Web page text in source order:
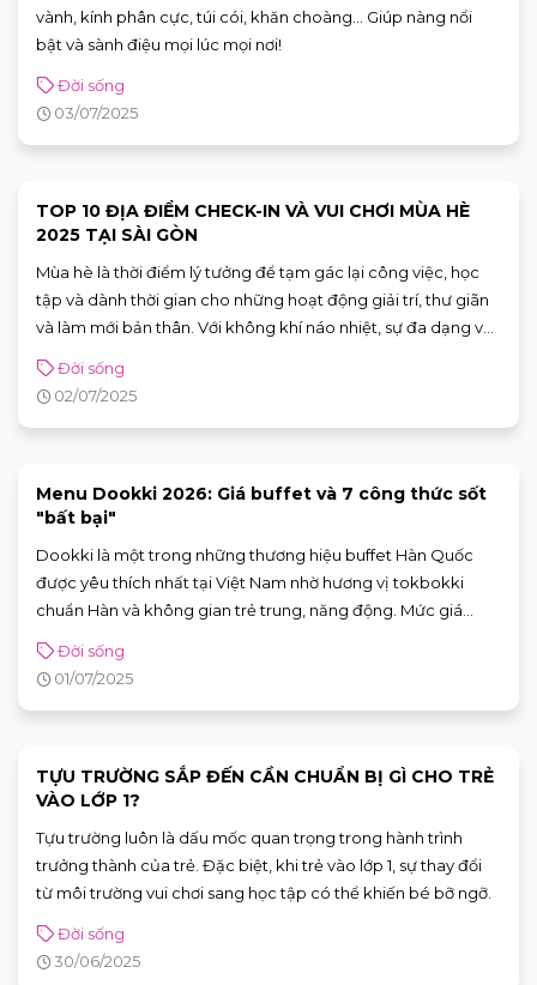
vành, kính phân cực, túi cói, khăn choàng… Giúp nàng nổi
bật và sành điệu mọi lúc mọi nơi!
Đời sống
03/07/2025
TOP 10 ĐỊA ĐIỂM CHECK-IN VÀ VUI CHƠI MÙA HÈ
2025 TẠI SÀI GÒN
Mùa hè là thời điểm lý tưởng để tạm gác lại công việc, học
tập và dành thời gian cho những hoạt động giải trí, thư giãn
và làm mới bản thân. Với không khí náo nhiệt, sự đa dạng về
đến hấp dẫn cho mọi lứa tuổi mỗi dịp hè về.
Đời sống
02/07/2025
Menu Dookki 2026: Giá buffet và 7 công thức sốt
"bất bại"
Dookki là một trong những thương hiệu buffet Hàn Quốc
được yêu thích nhất tại Việt Nam nhờ hương vị tokbokki
chuẩn Hàn và không gian trẻ trung, năng động. Mức giá
cận, thu hút đông đảo thực khách yêu thích ẩm thực Hàn.
Hãy cùng AEON MALL Tân Phú Celadon khám phá chi tiết
Đời sống
01/07/2025
TỰU TRƯỜNG SẮP ĐẾN CẦN CHUẨN BỊ GÌ CHO TRẺ
VÀO LỚP 1?
Tựu trường luôn là dấu mốc quan trọng trong hành trình
trưởng thành của trẻ. Đặc biệt, khi trẻ vào lớp 1, sự thay đổi
từ môi trường vui chơi sang học tập có thể khiến bé bỡ ngỡ.
Đời sống
30/06/2025